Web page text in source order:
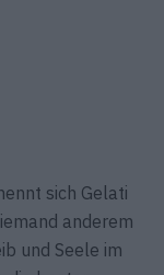
sich Gelati
anderem
und Seele im